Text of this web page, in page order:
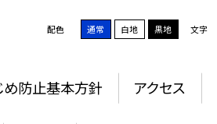
配色 通常 白地 黒地 文字
め防止基本方針 アクセス